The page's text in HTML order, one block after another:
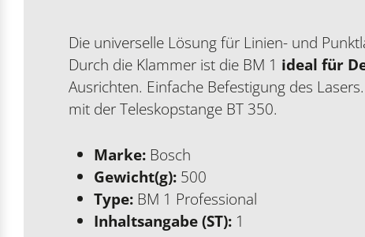
Die universelle Lösung für Linien- und
Durch die Klammer ist die BM 1 ideal für
Ausrichten. Einfache Befestigung des
mit der Teleskopstange BT 350.
Marke: Bosch
Gewicht(g): 500
Type: BM 1 Professional
Inhaltsangabe (ST): 1